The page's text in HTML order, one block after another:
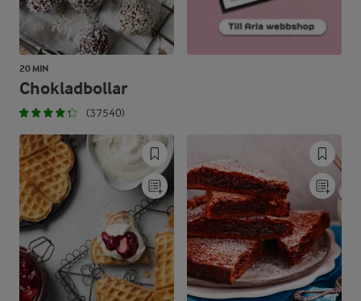
20 MIN
Chokladbollar
(37540)